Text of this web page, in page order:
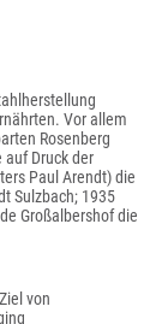
Vor allem
Rosenberg
Druck der
Paul Arendt) die
Sulzbach; 1935
Großalbershof die
von